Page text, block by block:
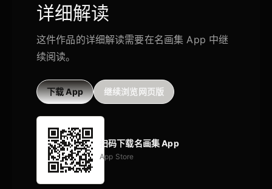
详细解读
这件作品的详细解读需要在名画集 App 中继
续阅读。
下载 App 继续浏览网页版
扫码下载名画集 App
App Store